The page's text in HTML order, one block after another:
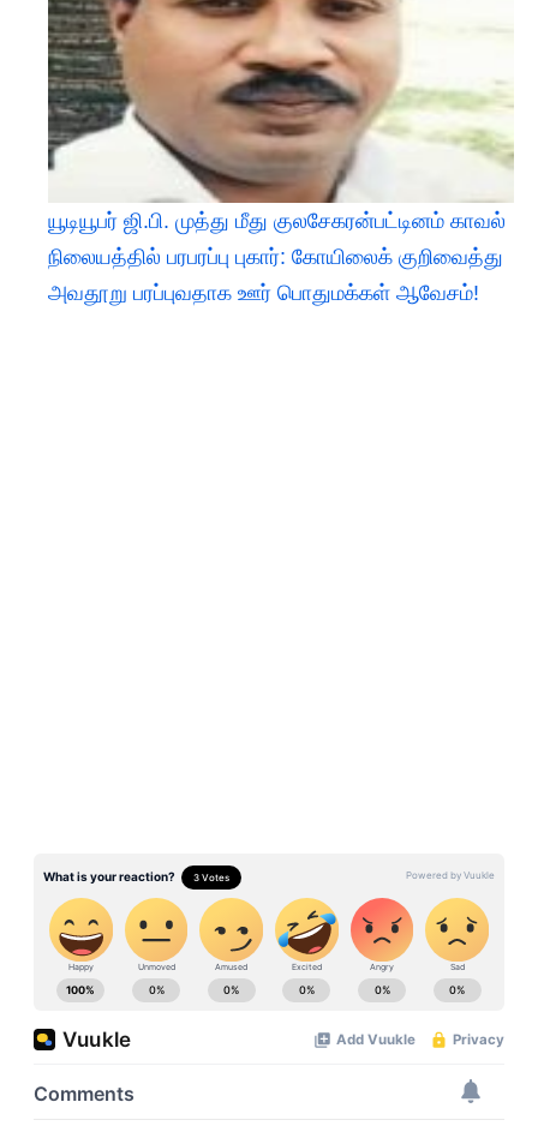
யூடியூபர் ஜி.பி. முத்து மீது குலசேகரன்பட்டினம் காவல்
நிலையத்தில் பரபரப்பு புகார்: கோயிலைக் குறிவைத்து
அவதூறு பரப்புவதாக ஊர் பொதுமக்கள் ஆவேசம்!